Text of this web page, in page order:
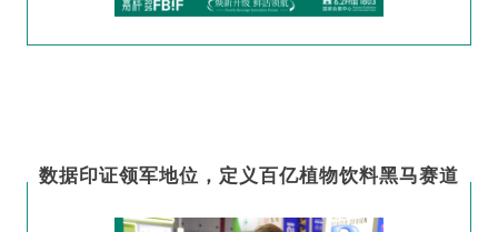
数据印证领军地位，定义百亿植物饮料黑马赛道